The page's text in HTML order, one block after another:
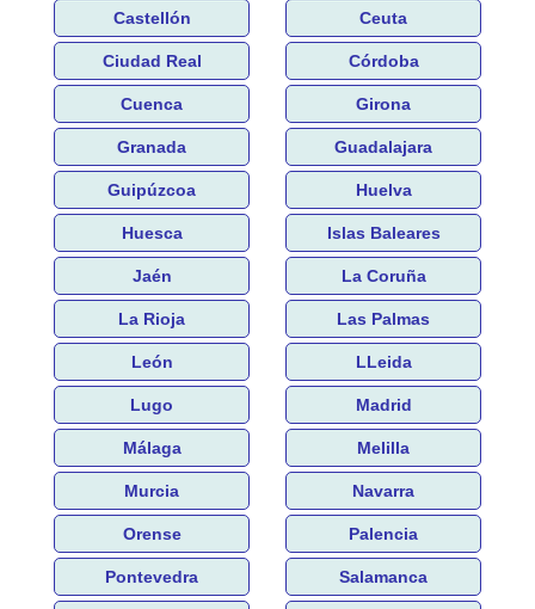
Castellón Ceuta
Ciudad Real Córdoba
Cuenca Girona
Granada Guadalajara
Guipúzcoa Huelva
Huesca Islas Baleares
Jaén La Coruña
La Rioja Las Palmas
León LLeida
Lugo Madrid
Málaga Melilla
Murcia Navarra
Orense Palencia
Pontevedra Salamanca